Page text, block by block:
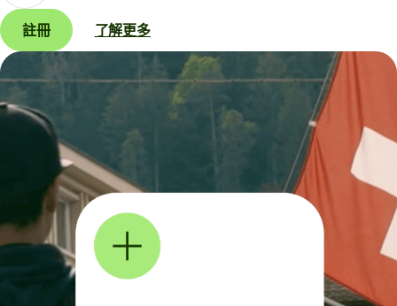
註冊 了解更多